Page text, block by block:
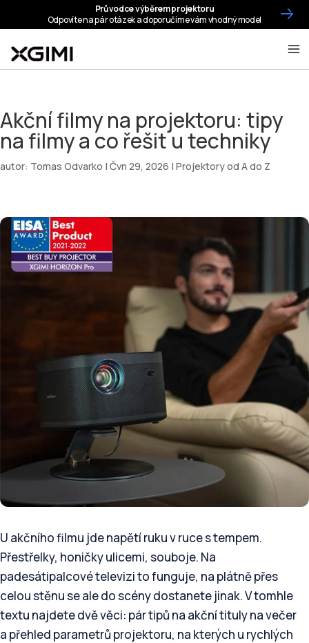
Akční filmy na projektoru: tipy
na filmy a co řešit u techniky
autor: Tomas Odvarko | Čvn 29, 2026 | Projektory od A do Z
U akčního filmu jde napětí ruku v ruce s tempem.
Přestřelky, honičky ulicemi, souboje. Na
padesátipalcové televizi to funguje, na plátně přes
celou stěnu se ale do scény dostanete jinak. V tomhle
textu najdete dvě věci: pár tipů na akční tituly na večer
a přehled parametrů projektoru, na kterých u rychlých